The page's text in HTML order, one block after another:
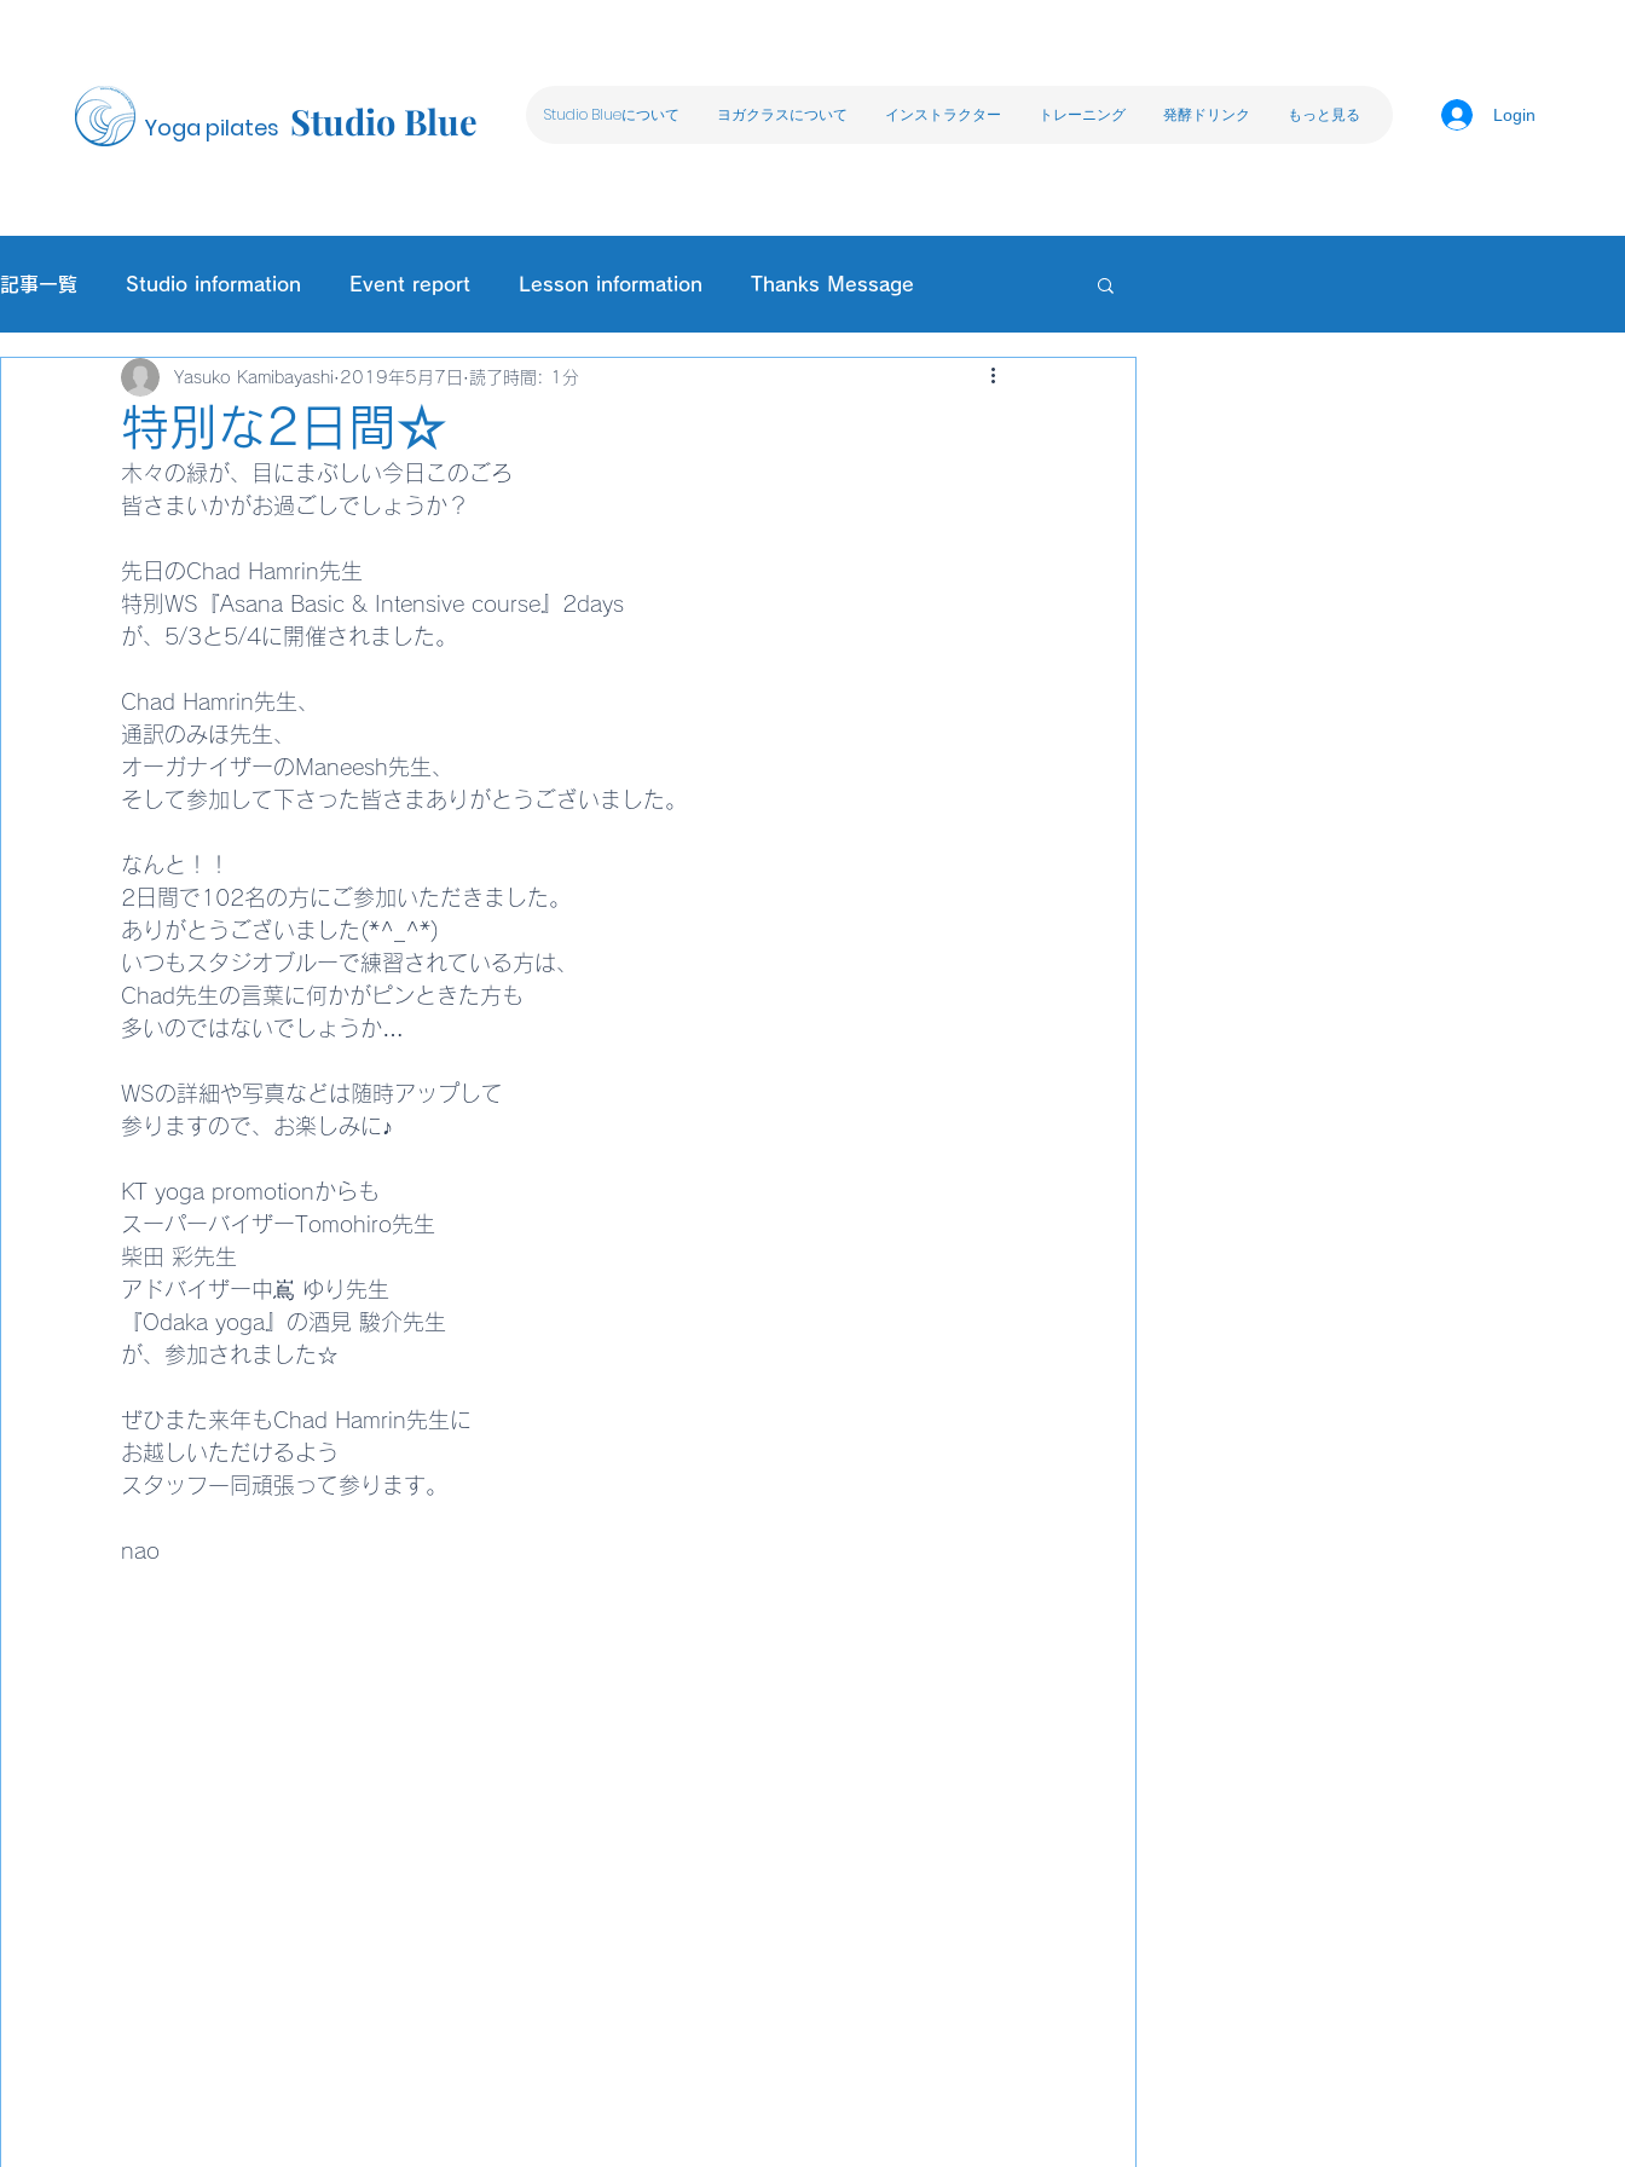
Yoga pilates Studio Blue Studio Blueについて ヨガクラスについて インストラクター トレーニング 発酵ドリンク もっと見る Login
記事一覧 Studio information Event report Lesson information Thanks Message
特別な2日間☆
Yasuko Kamibayashi 2019年5月7日 読了時間: 1分
木々の緑が、目にまぶしい今日このごろ
皆さまいかがお過ごしでしょうか？
先日のChad Hamrin先生
特別WS『Asana Basic & Intensive course』2days
が、5/3と5/4に開催されました。
Chad Hamrin先生、
通訳のみほ先生、
オーガナイザーのManeesh先生、
そして参加して下さった皆さまありがとうございました。
なんと！！
2日間で102名の方にご参加いただきました。
ありがとうございました(*^_^*)
いつもスタジオブルーで練習されている方は、
Chad先生の言葉に何かがピンときた方も
多いのではないでしょうか…
WSの詳細や写真などは随時アップして
参りますので、お楽しみに♪
KT yoga promotionからも
スーパーバイザーTomohiro先生
柴田 彩先生
アドバイザー中嶌 ゆり先生
『Odaka yoga』の酒見 駿介先生
が、参加されました☆
ぜひまた来年もChad Hamrin先生に
お越しいただけるよう
スタッフ一同頑張って参ります。
nao